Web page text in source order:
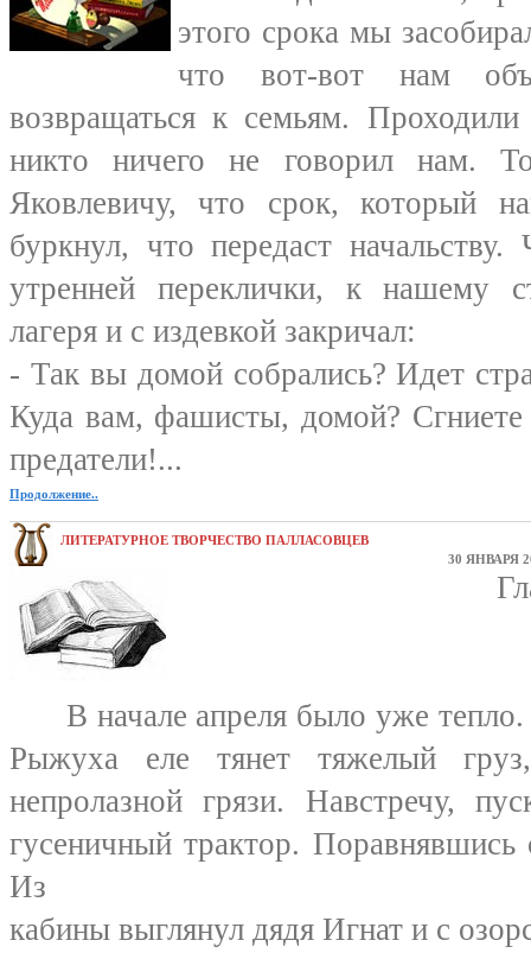
этого срока мы
что вот-вот нам
возвращаться к семьям.
никто ничего не говорил нам.
Яковлевичу, что срок, который
буркнул, что передаст
утренней переклички, к нашему
лагеря и с издевкой закричал:
- Так вы домой собрались? Идет
Куда вам, фашисты, домой?
предатели!...
Продолжение..
ЛИТЕРАТУРНОЕ ТВОРЧЕСТВО ПАЛЛАСОВЦЕВ
30 ЯНВАРЯ
Глава
В начале апреля было уже тепло.
Рыжуха еле тянет тяжелый
непролазной грязи. Навстречу,
гусеничный трактор.
Из
кабины выглянул дядя Игнат и с